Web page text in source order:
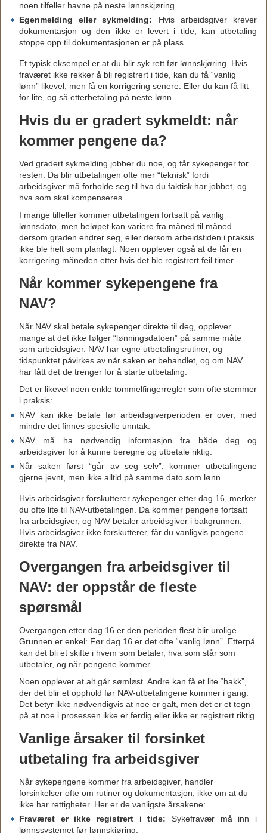
noen tilfeller havne på neste lønnskjøring.
Egenmelding eller sykmelding: Hvis arbeidsgiver krever
dokumentasjon og den ikke er levert i tide, kan utbetaling
stoppe opp til dokumentasjonen er på plass.
Et typisk eksempel er at du blir syk rett før lønnskjøring. Hvis
fraværet ikke rekker å bli registrert i tide, kan du få “vanlig
lønn” likevel, men få en korrigering senere. Eller du kan få litt
for lite, og så etterbetaling på neste lønn.
Hvis du er gradert sykmeldt: når
kommer pengene da?
Ved gradert sykmelding jobber du noe, og får sykepenger for
resten. Da blir utbetalingen ofte mer “teknisk” fordi
arbeidsgiver må forholde seg til hva du faktisk har jobbet, og
hva som skal kompenseres.
I mange tilfeller kommer utbetalingen fortsatt på vanlig
lønnsdato, men beløpet kan variere fra måned til måned
dersom graden endrer seg, eller dersom arbeidstiden i praksis
ikke ble helt som planlagt. Noen opplever også at de får en
korrigering måneden etter hvis det ble registrert feil timer.
Når kommer sykepengene fra
NAV?
Når NAV skal betale sykepenger direkte til deg, opplever
mange at det ikke følger “lønningsdatoen” på samme måte
som arbeidsgiver. NAV har egne utbetalingsrutiner, og
tidspunktet påvirkes av når saken er behandlet, og om NAV
har fått det de trenger for å starte utbetaling.
Det er likevel noen enkle tommelfingerregler som ofte stemmer
i praksis:
NAV kan ikke betale før arbeidsgiverperioden er over, med
mindre det finnes spesielle unntak.
NAV må ha nødvendig informasjon fra både deg og
arbeidsgiver for å kunne beregne og utbetale riktig.
Når saken først “går av seg selv”, kommer utbetalingene
gjerne jevnt, men ikke alltid på samme dato som lønn.
Hvis arbeidsgiver forskutterer sykepenger etter dag 16, merker
du ofte lite til NAV-utbetalingen. Da kommer pengene fortsatt
fra arbeidsgiver, og NAV betaler arbeidsgiver i bakgrunnen.
Hvis arbeidsgiver ikke forskutterer, får du vanligvis pengene
direkte fra NAV.
Overgangen fra arbeidsgiver til
NAV: der oppstår de fleste
spørsmål
Overgangen etter dag 16 er den perioden flest blir urolige.
Grunnen er enkel: Før dag 16 er det ofte “vanlig lønn”. Etterpå
kan det bli et skifte i hvem som betaler, hva som står som
utbetaler, og når pengene kommer.
Noen opplever at alt går sømløst. Andre kan få et lite “hakk”,
der det blir et opphold før NAV-utbetalingene kommer i gang.
Det betyr ikke nødvendigvis at noe er galt, men det er et tegn
på at noe i prosessen ikke er ferdig eller ikke er registrert riktig.
Vanlige årsaker til forsinket
utbetaling fra arbeidsgiver
Når sykepengene kommer fra arbeidsgiver, handler
forsinkelser ofte om rutiner og dokumentasjon, ikke om at du
ikke har rettigheter. Her er de vanligste årsakene:
Fraværet er ikke registrert i tide: Sykefravær må inn i
lønnssystemet før lønnskjøring.